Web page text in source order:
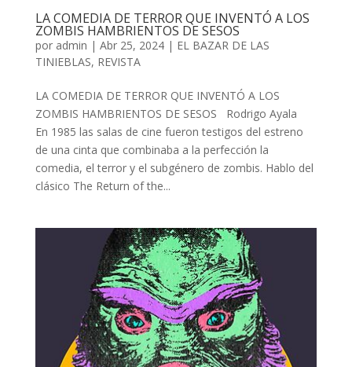
LA COMEDIA DE TERROR QUE INVENTÓ A LOS
ZOMBIS HAMBRIENTOS DE SESOS
por admin | Abr 25, 2024 | EL BAZAR DE LAS
TINIEBLAS, REVISTA
LA COMEDIA DE TERROR QUE INVENTÓ A LOS
ZOMBIS HAMBRIENTOS DE SESOS Rodrigo Ayala
En 1985 las salas de cine fueron testigos del estreno
de una cinta que combinaba a la perfección la
comedia, el terror y el subgénero de zombis. Hablo del
clásico The Return of the...